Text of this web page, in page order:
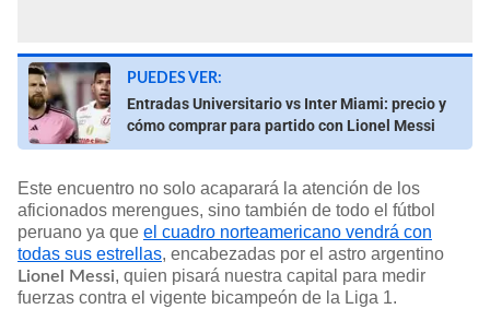
PUEDES VER:
Entradas Universitario vs Inter Miami: precio y
cómo comprar para partido con Lionel Messi
Este encuentro no solo acaparará la atención de los
aficionados merengues, sino también de todo el fútbol
peruano ya que el cuadro norteamericano vendrá con
todas sus estrellas, encabezadas por el astro argentino
Lionel Messi, quien pisará nuestra capital para medir
fuerzas contra el vigente bicampeón de la Liga 1.